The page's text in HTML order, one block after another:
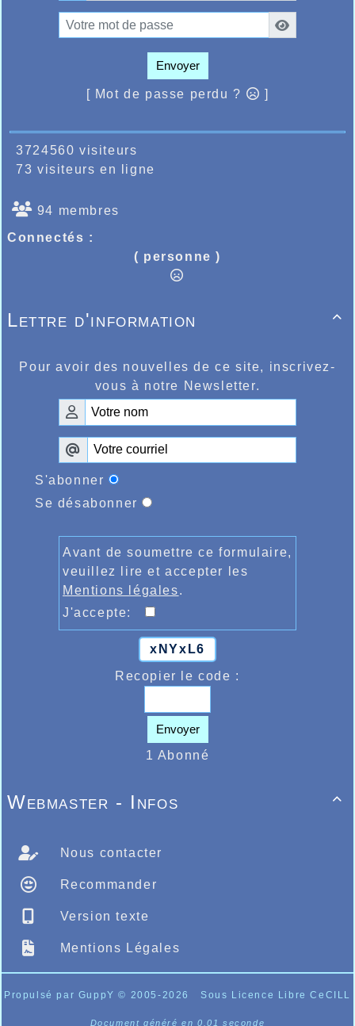
les courses de la région ou hors région.
Envoyer
[ Mot de passe perdu ? ]
3724560 visiteurs
73 visiteurs en ligne
94 membres
Connectés :
( personne )

Lettre d'information
Pour avoir des nouvelles de ce site, inscrivez-
vous à notre Newsletter.
S'abonner
Se désabonner
Avant de soumettre ce formulaire,
veuillez lire et accepter les
Mentions légales.
J'accepte:
xNYxL6
Recopier le code :
Envoyer
1 Abonné

Webmaster - Infos
Nous contacter
Recommander
Version texte
Mentions Légales
Propulsé par GuppY© 2005-2026 Sous Licence Libre CeCILL
Document généré en 0.01 seconde